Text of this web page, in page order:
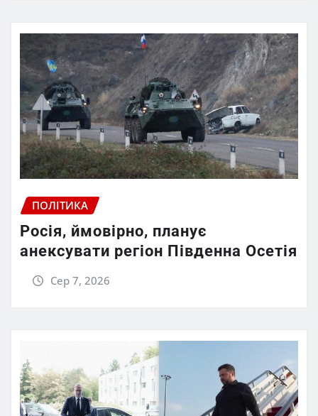
ПОЛІТИКА
Росія, ймовірно, планує
анексувати регіон Південна Осетія
Сер 7, 2026